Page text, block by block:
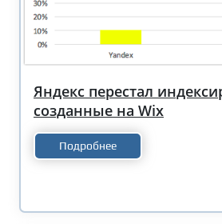
Яндекс перестал
созданные на Wix
Подробнее